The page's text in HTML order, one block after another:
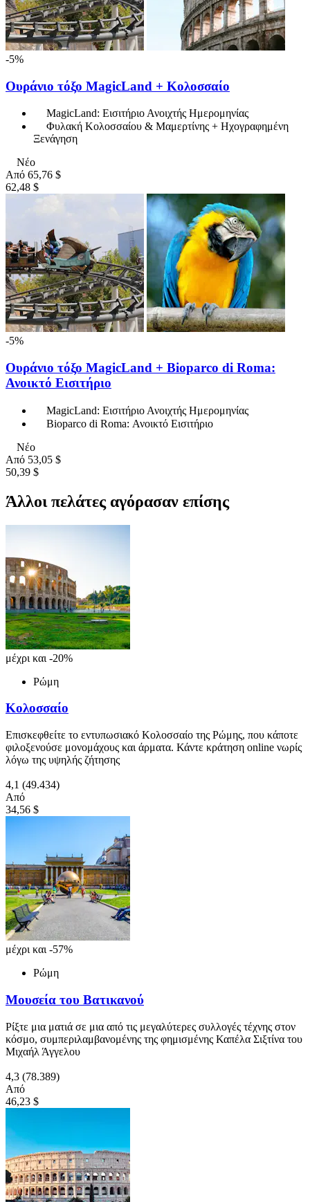
-5%
Ουράνιο τόξο MagicLand + Κολοσσαίο
MagicLand: Εισιτήριο Ανοιχτής Ημερομηνίας
Φυλακή Κολοσσαίου & Μαμερτίνης + Ηχογραφημένη
Ξενάγηση
Νέο
Από 65,76 $
62,48 $
-5%
Ουράνιο τόξο MagicLand + Bioparco di Roma:
Ανοικτό Εισιτήριο
MagicLand: Εισιτήριο Ανοιχτής Ημερομηνίας
Bioparco di Roma: Ανοικτό Εισιτήριο
Νέο
Από 53,05 $
50,39 $
Άλλοι πελάτες αγόρασαν επίσης
μέχρι και -20%
Ρώμη
Κολοσσαίο
Επισκεφθείτε το εντυπωσιακό Κολοσσαίο της Ρώμης, που κάποτε
φιλοξενούσε μονομάχους και άρματα. Κάντε κράτηση online νωρίς
λόγω της υψηλής ζήτησης
4,1 (49.434)
Από
34,56 $
μέχρι και -57%
Ρώμη
Μουσεία του Βατικανού
Ρίξτε μια ματιά σε μια από τις μεγαλύτερες συλλογές τέχνης στον
κόσμο, συμπεριλαμβανομένης της φημισμένης Καπέλα Σιξτίνα του
Μιχαήλ Άγγελου
4,3 (78.389)
Από
46,23 $